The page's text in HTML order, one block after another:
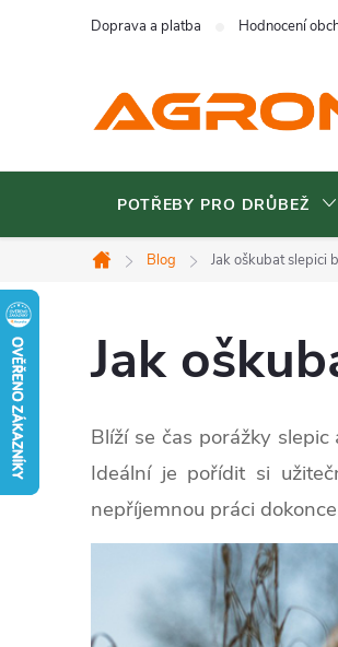
Doprava a platba Hodnocení
POTŘEBY PRO DRŮBEŽ
Domů
Blog Jak oškubat slepici
Jak
Blíží se čas porážky
Ideální je pořídit si
nepříjemnou práci